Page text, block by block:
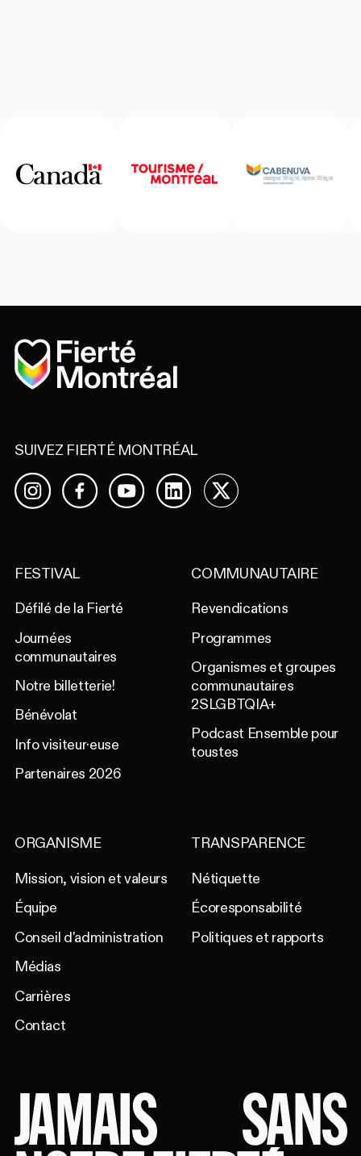
Accueil
SUIVEZ FIERTÉ MONTRÉAL
InstagramFacebookYouTubeLinkedIn
X
FESTIVAL
Défilé de la Fierté
Journées
communautaires
Notre billetterie!
Bénévolat
Info visiteur·euse
Partenaires 2026
COMMUNAUTAIRE
Revendications
Programmes
Organismes et groupes
communautaires
2SLGBTQIA+
Podcast Ensemble pour
toustes
ORGANISME
Mission, vision et valeurs
Équipe
Conseil d'administration
Médias
Carrières
Contact
TRANSPARENCE
Nétiquette
Écoresponsabilité
Politiques et rapports
JAMAIS SANS